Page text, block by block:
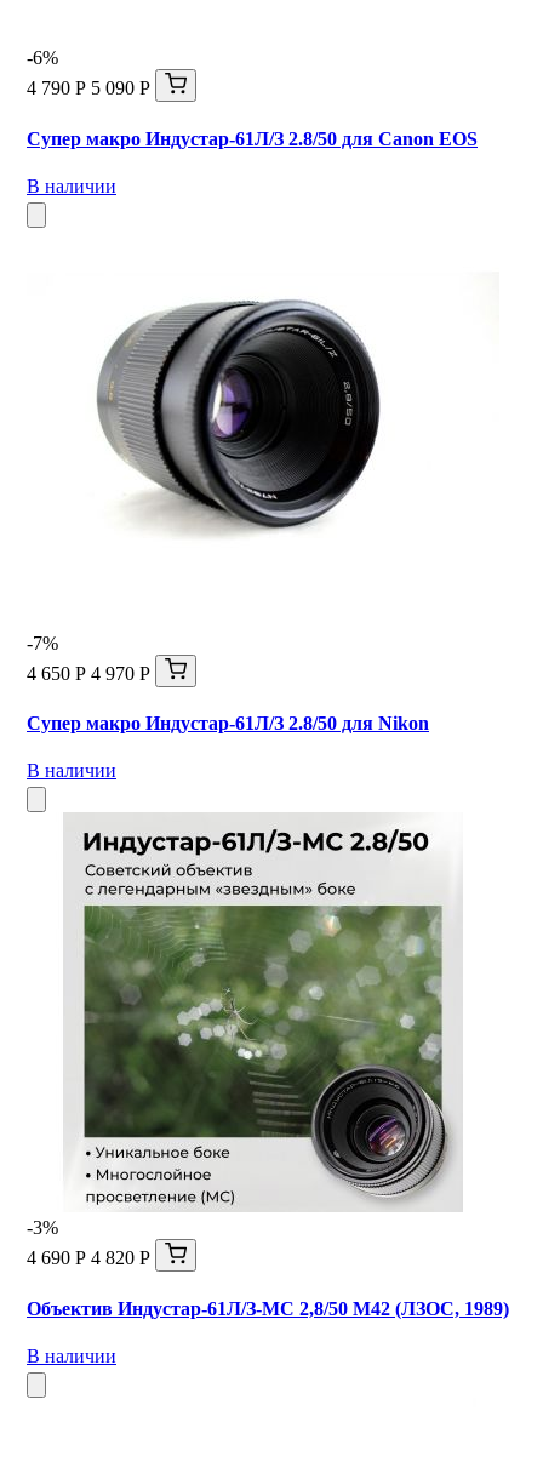
-6%
4 790 Р 5 090 Р
Супер макро Индустар-61Л/З 2.8/50 для Canon EOS
В наличии
-7%
4 650 Р 4 970 Р
Супер макро Индустар-61Л/З 2.8/50 для Nikon
В наличии
-3%
4 690 Р 4 820 Р
Объектив Индустар-61Л/З-МС 2,8/50 М42 (ЛЗОС, 1989)
В наличии